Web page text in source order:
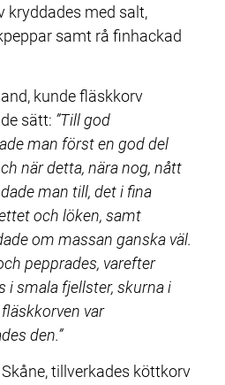
kryddades med salt,
samt rå finhackad
kunde fläskkorv
sätt: ”Till god
man först en god del
när detta, nära nog, nått
man till, det i fina
och löken, samt
om massan ganska väl.
pepprades, varefter
i smala fjellster, skurna i
var
den.”
tillverkades köttkorv